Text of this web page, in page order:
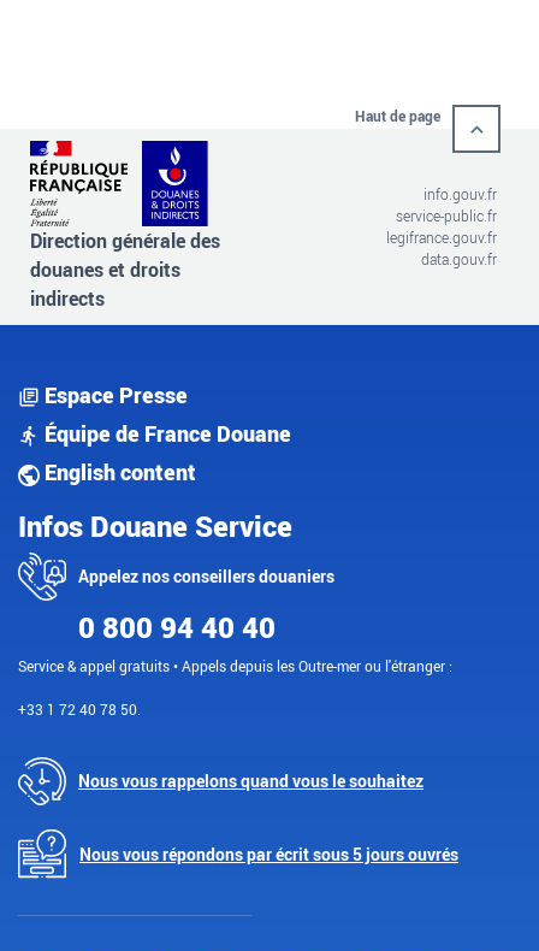
Haut de page
Direction générale des
douanes et droits
indirects
info.gouv.fr
service-public.fr
legifrance.gouv.fr
data.gouv.fr
Espace Presse
Équipe de France Douane
English content
Infos Douane Service
Appelez nos conseillers douaniers
0 800 94 40 40
Service & appel gratuits • Appels depuis les Outre-mer ou l'étranger :
+33 1 72 40 78 50.
Nous vous rappelons quand vous le souhaitez
Nous vous répondons par écrit sous 5 jours ouvrés